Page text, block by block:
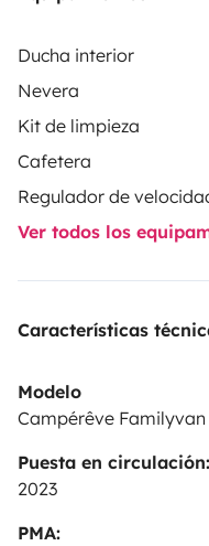
Ducha interior
Nevera
Kit de limpieza
Cafetera
Regulador de
Ver todos los
Características
Modelo
Campérêve Familyvan
Puesta en circulación:
2023
PMA: